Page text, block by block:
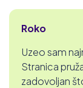
Roko
Uzeo sam
Stranica
zadovoljan